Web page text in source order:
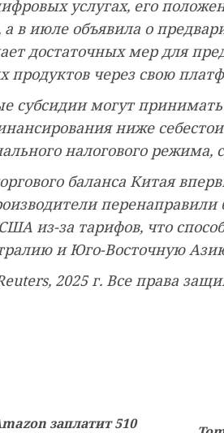
услугах, его
в июле объявила о
достаточных мер для
продуктов через свою
субсидии могут
ниже
налогового режима,
баланса Китая
из-за тарифов, что
и Юго-Восточную
2025 г. Все права
заплатит 510